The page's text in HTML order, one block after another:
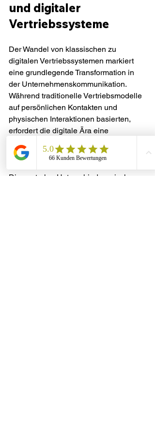
und digitaler
Vertriebssysteme
Der Wandel von klassischen zu
digitalen Vertriebssystemen markiert
eine grundlegende Transformation in
der Unternehmenskommunikation.
Während traditionelle Vertriebsmodelle
auf persönlichen Kontakten und
physischen Interaktionen basierten,
erfordert die digitale Ära eine
komplexe, vernetzte und
technologiegestützte Vertriebsstrategie.
Die zentralen Unterschiede zwischen